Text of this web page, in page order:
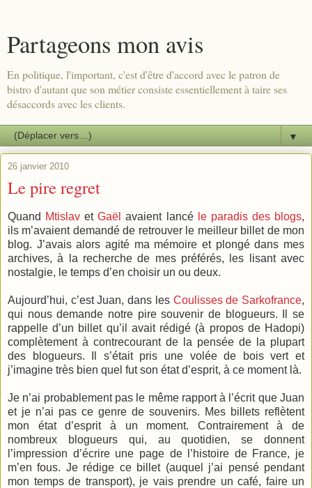
Partageons mon avis
En politique, l'important, c'est d'être d'accord avec le patron de
bistro d'autant que son métier consiste essentiellement à taire ses
désaccords avec les clients.
▼
26 janvier 2010
Le pire regret
Quand Mtislav etGaël avaient lancé le paradis des blogs,
ils m’avaient demandé de retrouver le meilleur billet de mon
blog. J’avais alors agité ma mémoire et plongé dans mes
archives, à la recherche de mes préférés, les lisant avec
nostalgie, le temps d’en choisir un ou deux.
Aujourd’hui, c’est Juan, dans les Coulisses de Sarkofrance,
qui nous demande notre pire souvenir de blogueurs. Il se
rappelle d’un billet qu’il avait rédigé (à propos de Hadopi)
complètement à contrecourant de la pensée de la plupart
des blogueurs. Il s’était pris une volée de bois vert et
j’imagine très bien quel fut son état d’esprit, à ce moment là.
Je n’ai probablement pas le même rapport à l’écrit que Juan
et je n’ai pas ce genre de souvenirs. Mes billets reflètent
mon état d’esprit à un moment. Contrairement à de
nombreux blogueurs qui, au quotidien, se donnent
l’impression d’écrire une page de l’histoire de France, je
m’en fous. Je rédige ce billet (auquel j’ai pensé pendant
mon temps de transport), je vais prendre un café, faire un